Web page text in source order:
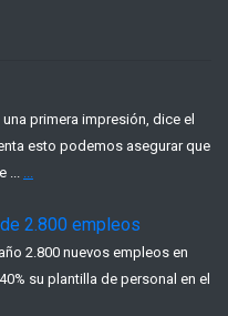
primera impresión, dice el
esto podemos asegurar que
... ...
2.800 empleos
2.800 nuevos empleos en
su plantilla de personal en el